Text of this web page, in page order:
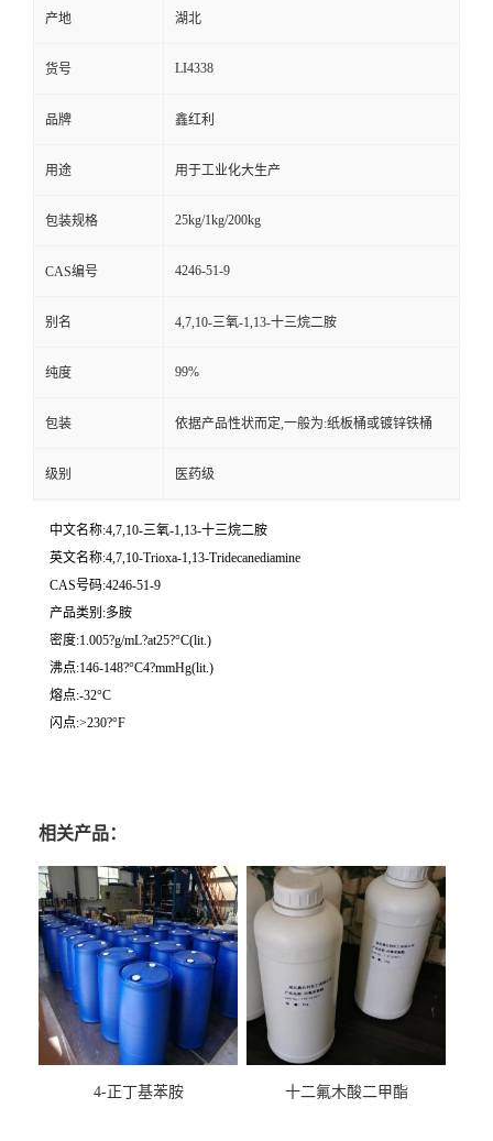
产地 湖北
货号 LI4338
品牌 鑫红利
用途 用于工业化大生产
包装规格 25kg/1kg/200kg
CAS编号 4246-51-9
别名 4,7,10-三氧-1,13-十三烷二胺
纯度 99%
包装 依据产品性状而定,一般为:纸板桶或镀锌铁桶
级别 医药级
中文名称:4,7,10-三氧-1,13-十三烷二胺
英文名称:4,7,10-Trioxa-1,13-Tridecanediamine
CAS号码:4246-51-9
产品类别:多胺
密度:1.005?g/mL?at25?°C(lit.)
沸点:146-148?°C4?mmHg(lit.)
熔点:-32°C
闪点:>230?°F
相关产品：
4-正丁基苯胺 十二氟木酸二甲酯